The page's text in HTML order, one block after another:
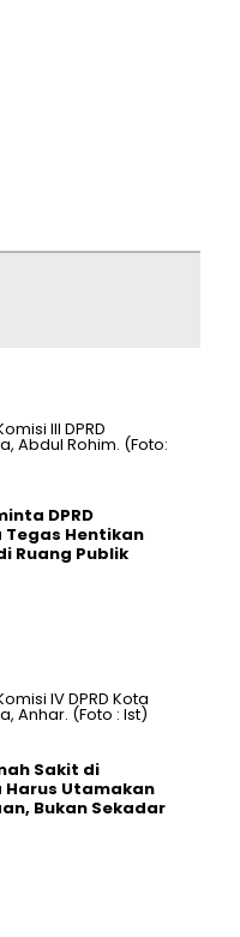
DPRD
Tegas Hentikan
Ruang Publik
Sakit di
Harus Utamakan
Bukan Sekadar